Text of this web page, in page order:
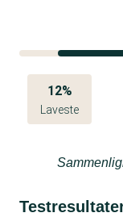
12%
Laveste